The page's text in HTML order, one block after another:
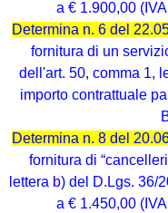
a € 1.900,00
Determina n. 6 del
fornitura di un
dell'art. 50, comma 1,
importo contrattuale
Determina n. 8 del
fornitura di
lettera b) del D.Lgs. 36/
a € 1.450,00